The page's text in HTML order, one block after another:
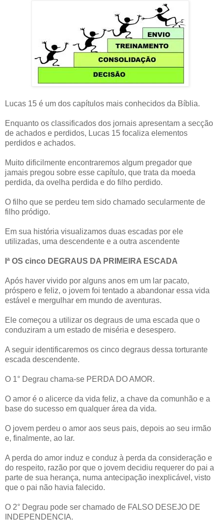
Lucas 15 é um dos capítulos mais conhecidos da Bíblia.
Enquanto os classificados dos jornais apresentam a secção
de achados e perdidos, Lucas 15 focaliza elementos
perdidos e achados.
Muito dificilmente encontraremos algum pregador que
jamais pregou sobre esse capítulo, que trata da moeda
perdida, da ovelha perdida e do filho perdido.
O filho que se perdeu tem sido chamado secularmente de
filho pródigo.
Em sua história visualizamos duas escadas por ele
utilizadas, uma descendente e a outra ascendente
Iª OS cinco DEGRAUS DA PRIMEIRA ESCADA
Após haver vivido por alguns anos em um lar pacato,
próspero e feliz, o jovem foi tentado a abandonar essa vida
estável e mergulhar em mundo de aventuras.
Ele começou a utilizar os degraus de uma escada que o
conduziram a um estado de miséria e desespero.
A seguir identificaremos os cinco degraus dessa torturante
escada descendente.
O 1° Degrau chama-se PERDA DO AMOR.
O amor é o alicerce da vida feliz, a chave da comunhão e a
base do sucesso em qualquer área da vida.
O jovem perdeu o amor aos seus pais, depois ao seu irmão
e, finalmente, ao lar.
A perda do amor induz e conduz à perda da consideração e
do respeito, razão por que o jovem decidiu requerer do pai a
parte de sua herança, numa antecipação inexplicável, visto
que o pai não havia falecido.
O 2° Degrau pode ser chamado de FALSO DESEJO DE
INDEPENDENCIA.